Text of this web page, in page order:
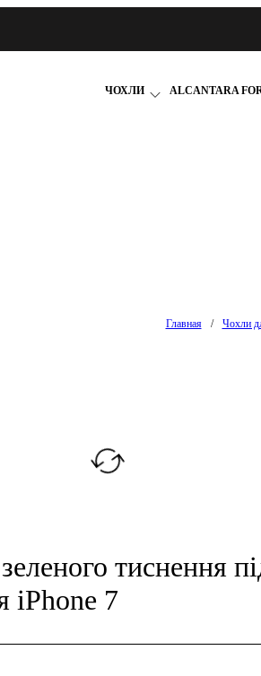
ЧОХЛИ ALCANTARA
Главная / Чохли
тиснення
iPhone 7